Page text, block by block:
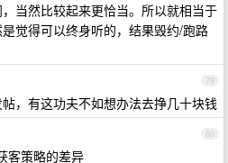
当然比较起来更恰当。所以就相当于
觉得可以终身听的，结果毁约/跑路
79
，有这功夫不如想办法去挣几十块钱
80
客策略的差异